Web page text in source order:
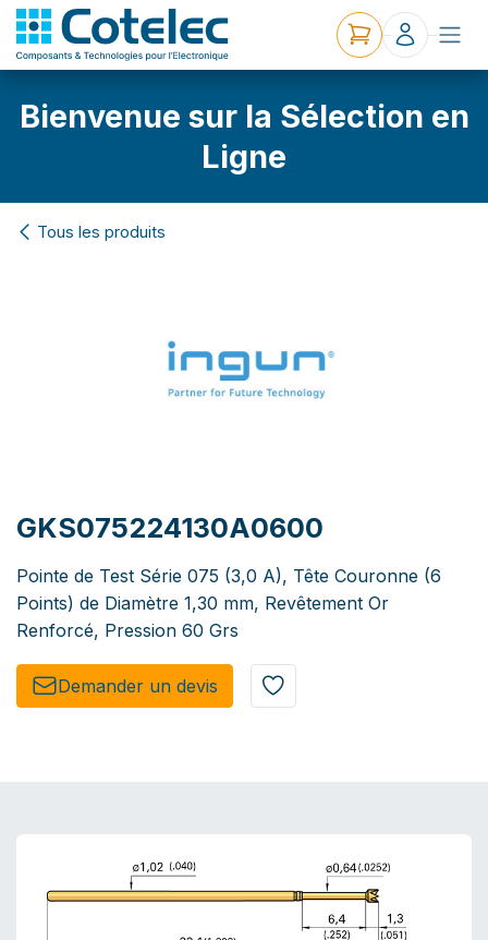
Bienvenue sur la Sélection en
Ligne
Tous les produits
GKS075224130A0600
Pointe de Test Série 075 (3,0 A), Tête Couronne (6
Points) de Diamètre 1,30 mm, Revêtement Or
Renforcé, Pression 60 Grs
Demander un de​​vis​​